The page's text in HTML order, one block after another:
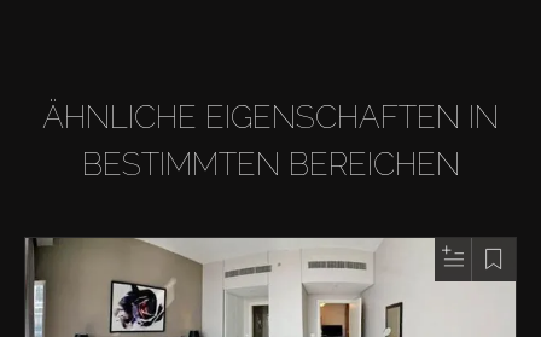
ÄHNLICHE EIGENSCHAFTEN IN
BESTIMMTEN BEREICHEN